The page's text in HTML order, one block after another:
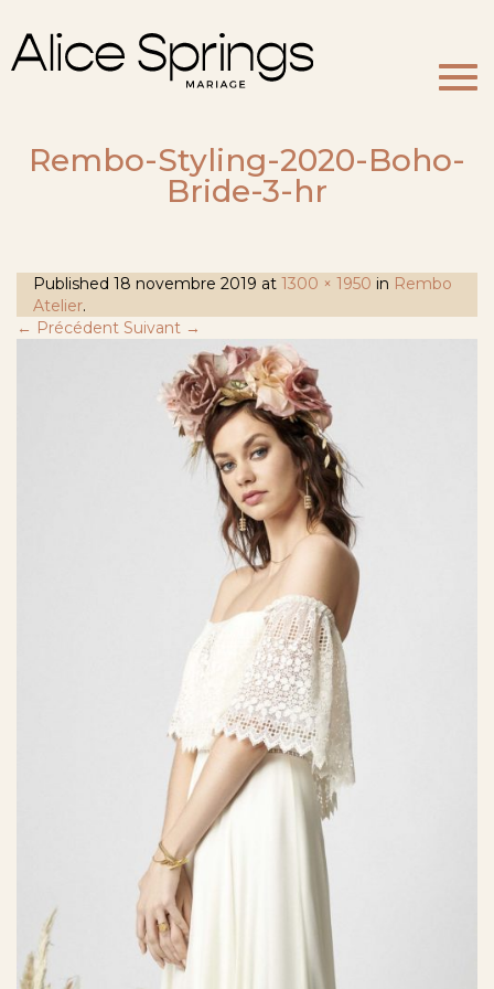
Rembo-Styling-2020-Boho-
Bride-3-hr
Published 18 novembre 2019 at 1300 × 1950 in Rembo
Atelier.
← Précédent Suivant →